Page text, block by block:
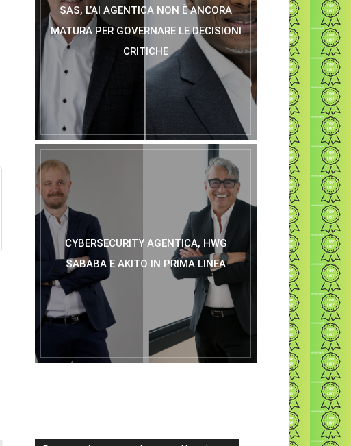
SAS, L’AI AGENTICA NON È ANCORA
MATURA PER GOVERNARE LE DECISIONI
CRITICHE
CYBERSECURITY AGENTICA, HWG
SABABA E AKITO IN PRIMA LINEA